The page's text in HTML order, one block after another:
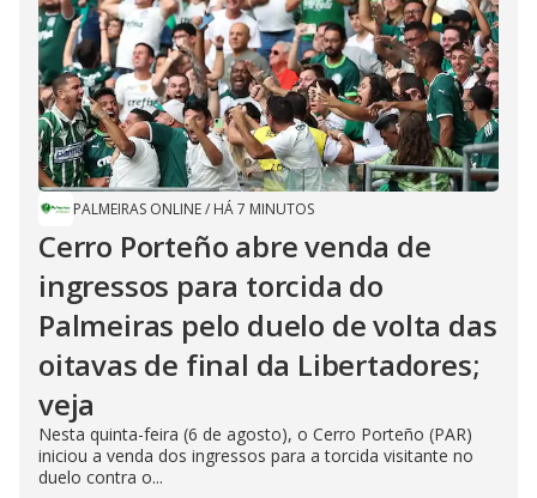
PALMEIRAS ONLINE/ HÁ 7 MINUTOS
Cerro Porteño abre venda de
ingressos para torcida do
Palmeiras pelo duelo de volta das
oitavas de final da Libertadores;
veja
Nesta quinta-feira (6 de agosto), o Cerro Porteño (PAR)
iniciou a venda dos ingressos para a torcida visitante no
duelo contra o...